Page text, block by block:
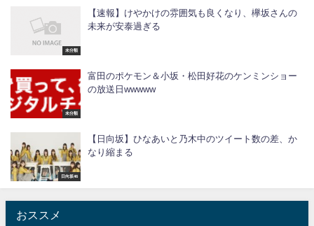
未分類
【速報】けやかけの雰囲気も良くなり、欅坂さんの
未来が安泰過ぎる
未分類
富田のポケモン＆小坂・松田好花のケンミンショー
の放送日wwwww
日向坂46
【日向坂】ひなあいと乃木中のツイート数の差、か
なり縮まる
おススメ